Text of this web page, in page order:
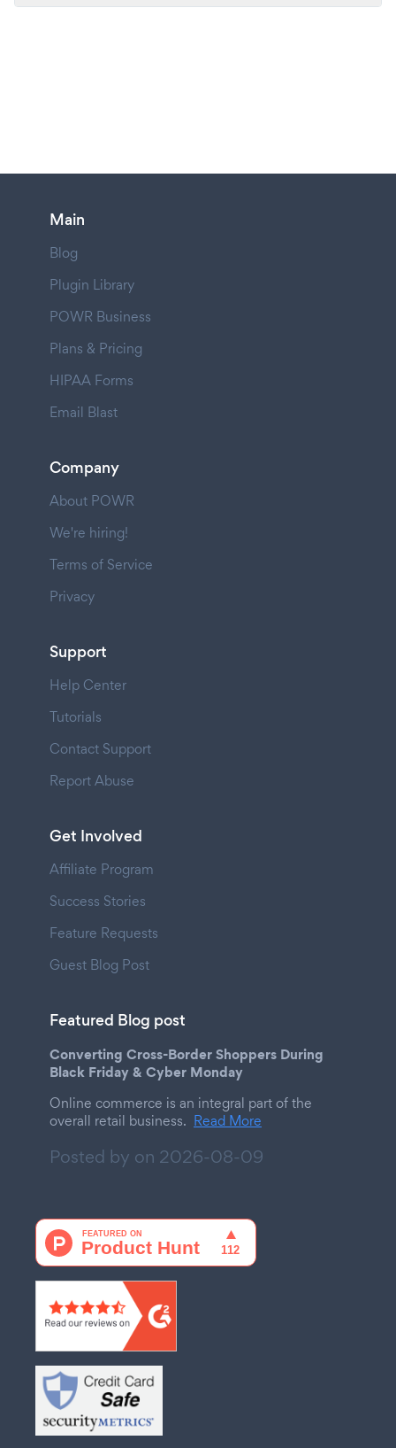
Main
Blog
Plugin Library
POWR Business
Plans & Pricing
HIPAA Forms
Email Blast
Company
About POWR
We're hiring!
Terms of Service
Privacy
Support
Help Center
Tutorials
Contact Support
Report Abuse
Get Involved
Affiliate Program
Success Stories
Feature Requests
Guest Blog Post
Featured Blog post
Converting Cross-Border Shoppers During
Black Friday & Cyber Monday
Online commerce is an integral part of the
overall retail business. Read More
Posted by on 2026-08-09